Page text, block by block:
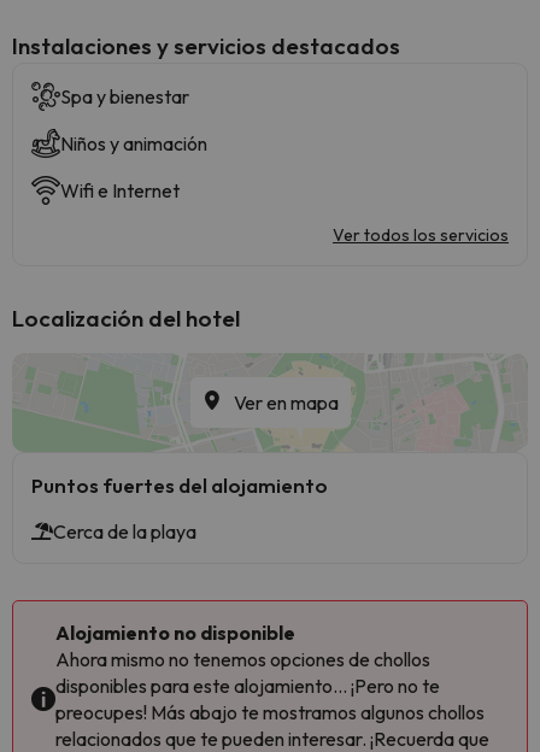
Instalaciones y servicios destacados
Spa y bienestar
Niños y animación
Wifi e Internet
Ver todos los servicios
Localización del hotel
Ver en mapa
Puntos fuertes del alojamiento
Cerca de la playa
Alojamiento no disponible
Ahora mismo no tenemos opciones de chollos
disponibles para este alojamiento... ¡Pero no te
preocupes! Más abajo te mostramos algunos chollos
relacionados que te pueden interesar. ¡Recuerda que